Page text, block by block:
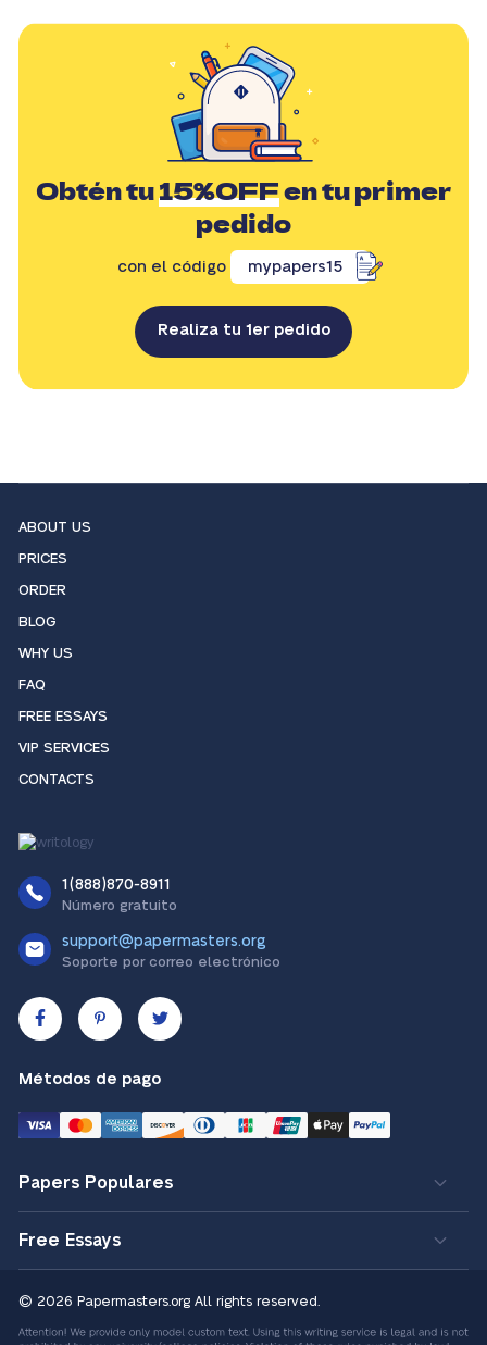
Obtén tu15%OFFen tu primer
pedido
con el código mypapers15
Realiza tu 1er pedido
ABOUT US
PRICES
ORDER
BLOG
WHY US
FAQ
FREE ESSAYS
VIP SERVICES
CONTACTS
1(888)870-8911
Número gratuito
support@papermasters.org
Soporte por correo electrónico
Métodos de pago
Papers Populares
Free Essays
© 2026 Papermasters.org All rights reserved.